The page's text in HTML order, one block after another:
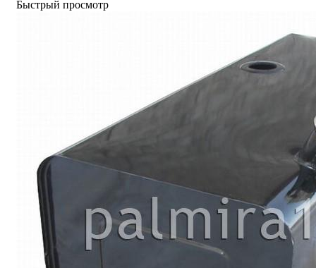
Быстрый просмотр